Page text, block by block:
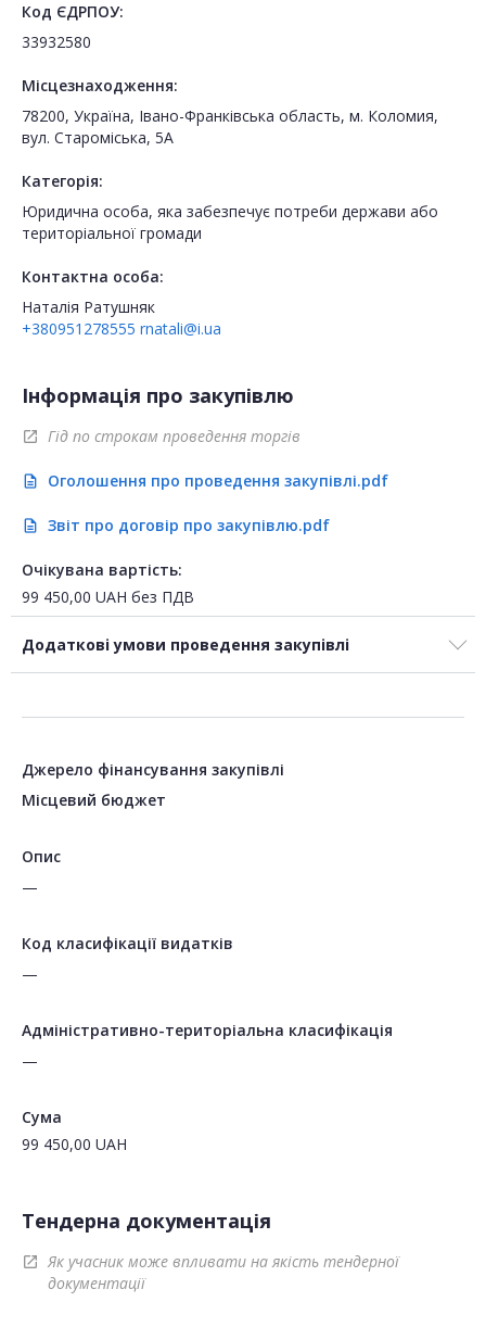
Код ЄДРПОУ:
33932580
Місцезнаходження:
78200, Україна, Івано-Франківська область, м. Коломия,
вул. Староміська, 5А
Категорія:
Юридична особа, яка забезпечує потреби держави або
територіальної громади
Контактна особа:
Наталія Ратушняк
+380951278555 rnatali@i.ua
Інформація про закупівлю
open_in_new Гід по строкам проведення торгів
description Оголошення про проведення закупівлі.pdf
description Звіт про договір про закупівлю.pdf
Очікувана вартість:
99 450,00 UAH без ПДВ
Додаткові умови проведення закупівлі
Джерело фінансування закупівлі
Місцевий бюджет
Опис
—
Код класифікації видатків
—
Адміністративно-територіальна класифікація
—
Сума
99 450,00 UAH
Тендерна документація
open_in_new
Як учасник може впливати на якість тендерної
документації